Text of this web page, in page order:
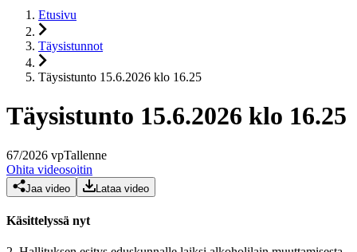
Etusivu
Täysistunnot
Täysistunto 15.6.2026 klo 16.25
Täysistunto 15.6.2026 klo 16.25
67/2026 vpTallenne
Ohita videosoitin
Jaa video Lataa video
Käsittelyssä nyt